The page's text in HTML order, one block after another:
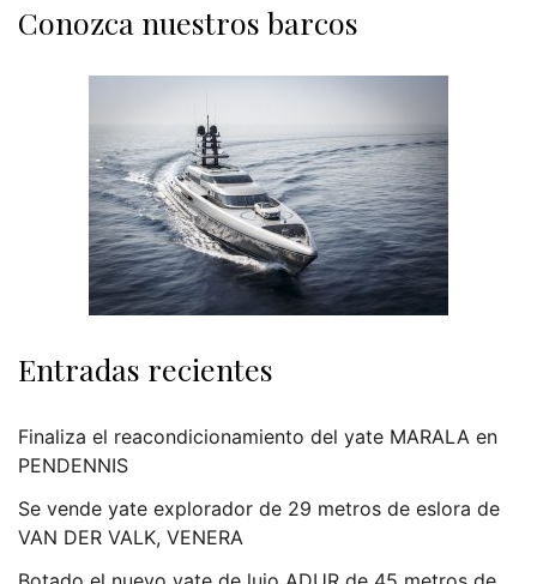
Conozca nuestros barcos
Entradas recientes
Finaliza el reacondicionamiento del yate MARALA en
PENDENNIS
Se vende yate explorador de 29 metros de eslora de
VAN DER VALK, VENERA